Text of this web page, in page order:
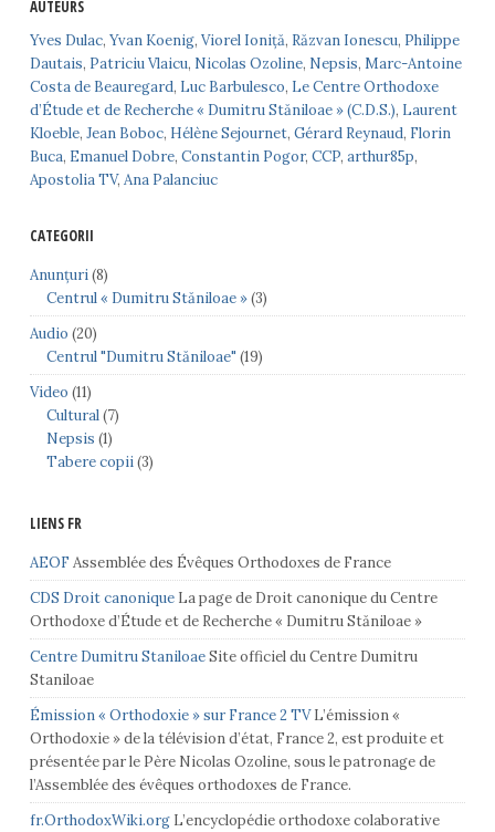
AUTEURS
Yves Dulac, Yvan Koenig, Viorel Ioniță, Răzvan Ionescu, Philippe
Dautais, Patriciu Vlaicu, Nicolas Ozoline, Nepsis, Marc-Antoine
Costa de Beauregard, Luc Barbulesco, Le Centre Orthodoxe
d’Étude et de Recherche « Dumitru Stăniloae » (C.D.S.), Laurent
Kloeble, Jean Boboc, Hélène Sejournet, Gérard Reynaud, Florin
Buca, Emanuel Dobre, Constantin Pogor, CCP, arthur85p,
Apostolia TV, Ana Palanciuc
CATEGORII
Anunțuri(8)
Centrul « Dumitru Stăniloae »(3)
Audio (20)
Centrul "Dumitru Stăniloae" (19)
Video (11)
Cultural(7)
Nepsis (1)
Tabere copii(3)
LIENS FR
AEOF Assemblée des Évêques Orthodoxes de France
CDS Droit canoniqueLa page de Droit canonique du Centre
Orthodoxe d’Étude et de Recherche « Dumitru Stăniloae »
Centre Dumitru StaniloaeSite officiel du Centre Dumitru
Staniloae
Émission « Orthodoxie » sur France 2 TVL’émission «
Orthodoxie » de la télévision d’état, France 2, est produite et
présentée par le Père Nicolas Ozoline, sous le patronage de
l’Assemblée des évêques orthodoxes de France.
fr.OrthodoxWiki.orgL’encyclopédie orthodoxe colaborative